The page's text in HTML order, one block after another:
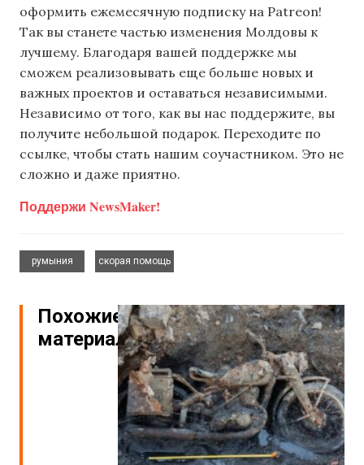
оформить ежемесячную подписку на Patreon!
Так вы станете частью изменения Молдовы к
лучшему. Благодаря вашей поддержке мы
сможем реализовывать еще больше новых и
важных проектов и оставаться независимыми.
Независимо от того, как вы нас поддержите, вы
получите небольшой подарок. Переходите по
ссылке, чтобы стать нашим соучастником. Это не
сложно и даже приятно.
Поддержи NewsMaker!
румыния
скорая помощь
Похожие
материалы